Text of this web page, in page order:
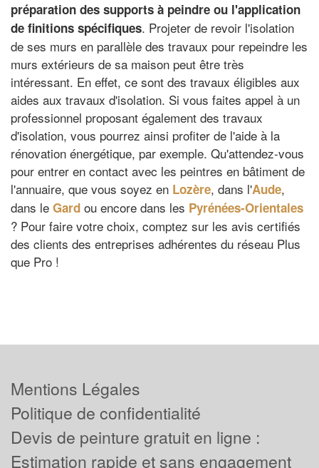
préparation des supports à peindre ou l'application
de finitions spécifiques. Projeter de revoir l'isolation
de ses murs en parallèle des travaux pour repeindre les
murs extérieurs de sa maison peut être très
intéressant. En effet, ce sont des travaux éligibles aux
aides aux travaux d'isolation. Si vous faites appel à un
professionnel proposant également des travaux
d'isolation, vous pourrez ainsi profiter de l'aide à la
rénovation énergétique, par exemple. Qu'attendez-vous
pour entrer en contact avec les peintres en bâtiment de
l'annuaire, que vous soyez en Lozère, dans l'Aude,
dans le Gard ou encore dans les Pyrénées-Orientales
? Pour faire votre choix, comptez sur les avis certifiés
des clients des entreprises adhérentes du réseau Plus
que Pro !
Mentions Légales
Politique de confidentialité
Devis de peinture gratuit en ligne :
Estimation rapide et sans engagement